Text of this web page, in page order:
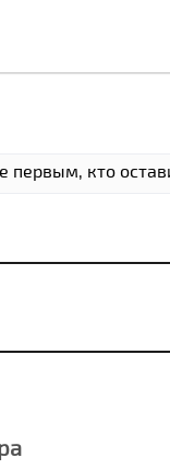
первым, кто